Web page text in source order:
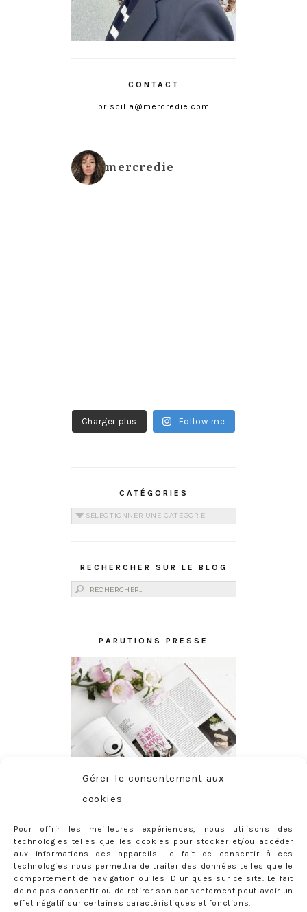
Gérer le consentement aux
cookies
Pour offrir les meilleures expériences, nous utilisons des
technologies telles que les cookies pour stocker et/ou accéder
aux informations des appareils. Le fait de consentir à ces
technologies nous permettra de traiter des données telles que le
comportement de navigation ou les ID uniques sur ce site. Le fait
de ne pas consentir ou de retirer son consentement peut avoir un
effet négatif sur certaines caractéristiques et fonctions.
CONTACT
priscilla@mercredie.com
mercredie
Charger plus Follow me
CATÉGORIES
Catégories
RECHERCHER SUR LE BLOG
Rechercher :
PARUTIONS PRESSE
ABONNEMENT